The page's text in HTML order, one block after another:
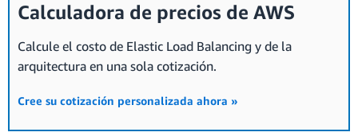
Calculadora de precios de AWS
Calcule el costo de Elastic Load Balancing y de la
arquitectura en una sola cotización.
Cree su cotización personalizada ahora »